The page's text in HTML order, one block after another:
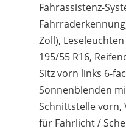
Fahrassistenz-
Zoll),
195/55 R16,
Sitz vorn links 6-
Sonnenblenden
Schnittstelle vorn,
für Fahrlicht /